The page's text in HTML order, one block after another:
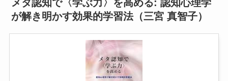
メタ認知で〈学ぶ力〉を高める: 認知心理学
が解き明かす効果的学習法（三宮 真智子）